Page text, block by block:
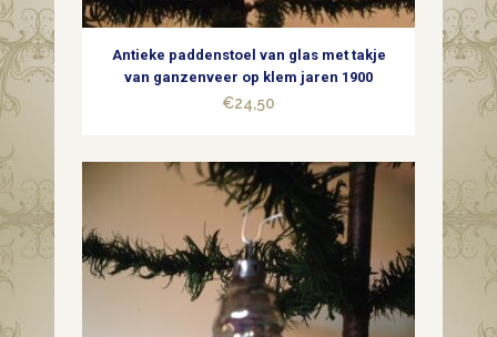
Antieke paddenstoel van glas met takje
van ganzenveer op klem jaren 1900
€24,50